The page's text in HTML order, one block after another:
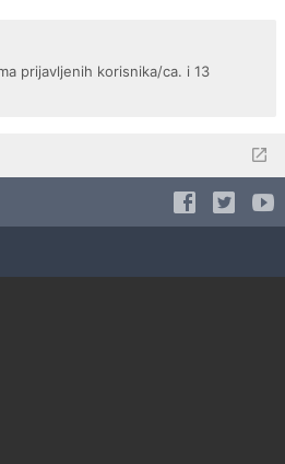
prijavljenih korisnika/ca. i 13